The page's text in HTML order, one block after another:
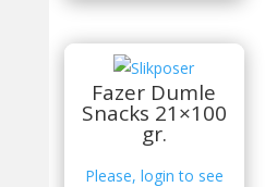
Fazer Dumle
Snacks 21×100
gr.
Please, login to see